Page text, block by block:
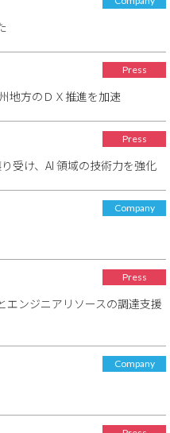
Press
地方のＤＸ推進を加速
Press
受け、AI 領域の技術力を強化
Company
Press
エンジニアリソースの調達支援
Company